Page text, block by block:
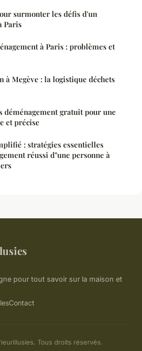
surmonter les défis d'un
Paris
à Paris : problèmes et
à Megève : la logistique déchets
déménagement gratuit pour une
et précise
: stratégies essentielles
réussi d"une personne à
pour tout savoir sur la maison et
Contact
Tous droits réservés.